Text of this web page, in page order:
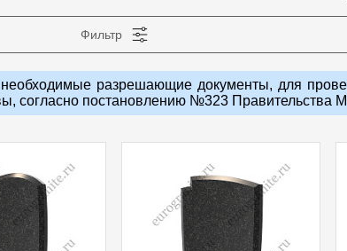
Фильтр
разрешающие документы, для
согласно постановлению №323 Правительства